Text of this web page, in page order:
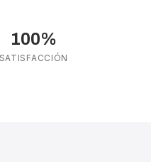
100%
SATISFACCIÓN